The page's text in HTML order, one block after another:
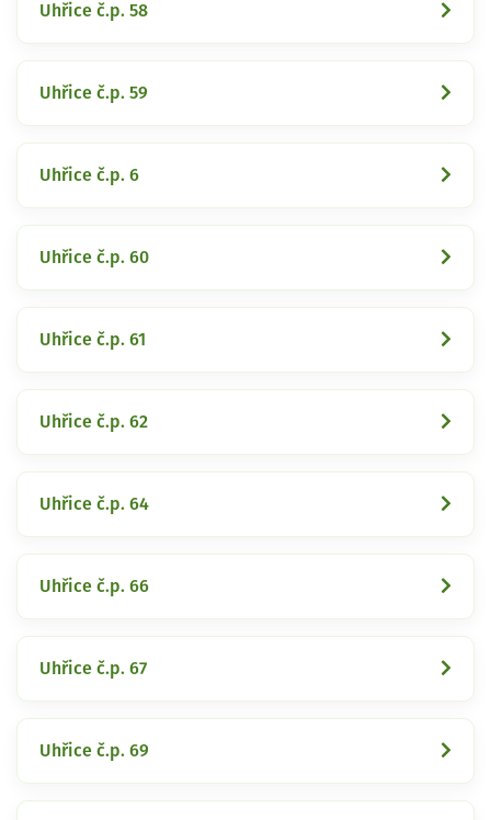
Uhřice č.p. 58
Uhřice č.p. 59
Uhřice č.p. 6
Uhřice č.p. 60
Uhřice č.p. 61
Uhřice č.p. 62
Uhřice č.p. 64
Uhřice č.p. 66
Uhřice č.p. 67
Uhřice č.p. 69